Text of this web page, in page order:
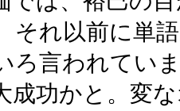
それ以前に単
ろ言われてい
成功かと。変